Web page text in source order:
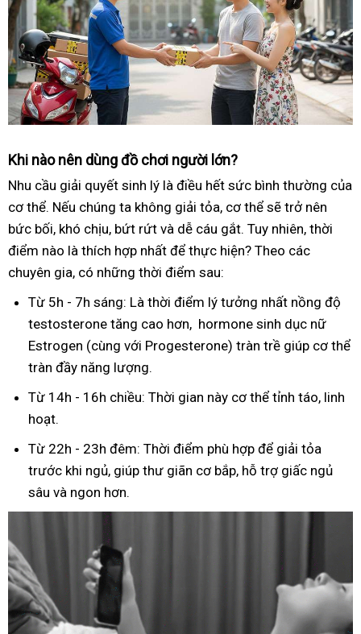
Khi nào nên dùng đồ chơi người lớn?
Nhu cầu giải quyết sinh lý là điều hết sức bình thường của
cơ thể. Nếu chúng ta không giải tỏa, cơ thể sẽ trở nên
bức bối, khó chịu, bứt rứt và dễ cáu gắt. Tuy nhiên, thời
điểm nào là thích hợp nhất để thực hiện? Theo các
chuyên gia, có những thời điểm sau:
Từ 5h - 7h sáng: Là thời điểm lý tưởng nhất nồng độ
testosterone tăng cao hơn, hormone sinh dục nữ
Estrogen (cùng với Progesterone) tràn trề giúp cơ thể
tràn đầy năng lượng.
Từ 14h - 16h chiều: Thời gian này cơ thể tỉnh táo, linh
hoạt.
Từ 22h - 23h đêm: Thời điểm phù hợp để giải tỏa
trước khi ngủ, giúp thư giãn cơ bắp, hỗ trợ giấc ngủ
sâu và ngon hơn.